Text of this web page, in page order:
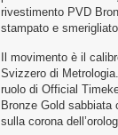
rivestimento PVD
stampato e
Il movimento è il
Svizzero di
ruolo di Official
Bronze Gold
sulla corona